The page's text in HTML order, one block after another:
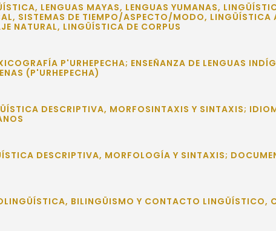
LENGUAS MAYAS, LENGUAS YUMANAS,
SISTEMAS DE TIEMPO/ASPECTO/MODO, LINGÜÍSTICA
NATURAL, LINGÜÍSTICA DE CORPUS
P'URHEPECHA; ENSEÑANZA DE LENGUAS
(P'URHEPECHA)
DESCRIPTIVA, MORFOSINTAXIS Y SINTAXIS;
DESCRIPTIVA, MORFOLOGÍA Y SINTAXIS;
BILINGÜISMO Y CONTACTO LINGÜÍSTICO,